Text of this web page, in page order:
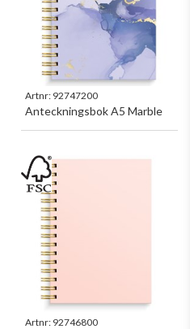
Artnr: 92747200
Anteckningsbok A5 Marble
Artnr: 92746800